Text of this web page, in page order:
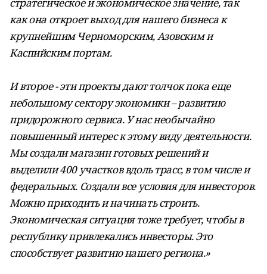
как она откроет выход для нашего бизнеса к
крупнейшим Черноморским, Азовским и
Каспийским портам.
И второе - эти проекты дают толчок пока еще
небольшому сектору экономики – развитию
придорожного сервиса. У нас необычайно
повышенный интерес к этому виду деятельности.
Мы создали магазин готовых решений и
выделили 400 участков вдоль трасс, в том числе и
федеральных. Создали все условия для инвесторов.
Можно приходить и начинать строить.
Экономическая ситуация тоже требует, чтобы в
республику привлекались инвесторы. Это
способствует развитию нашего региона.»